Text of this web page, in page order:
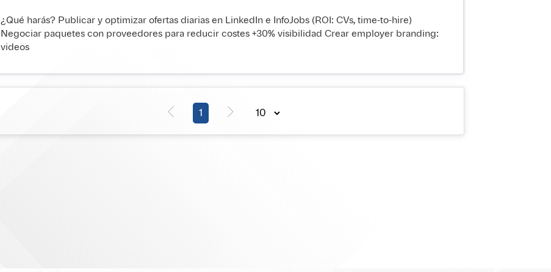
¿Qué harás? Publicar y optimizar ofertas diarias en LinkedIn e InfoJobs (ROI: CVs, time-to-hire)
Negociar paquetes con proveedores para reducir costes +30% visibilidad Crear employer branding:
videos
1